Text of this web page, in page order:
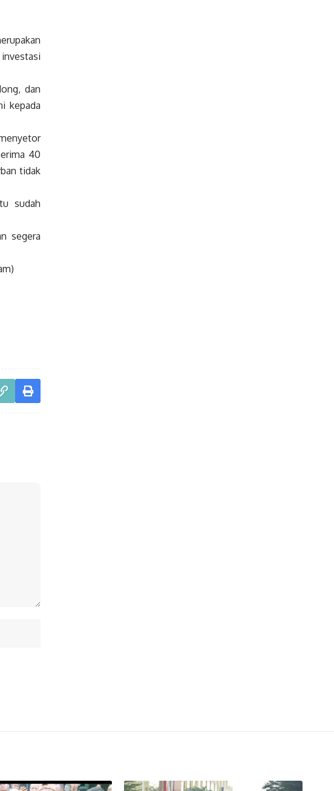
dan
kepada
40
tidak
sudah
segera